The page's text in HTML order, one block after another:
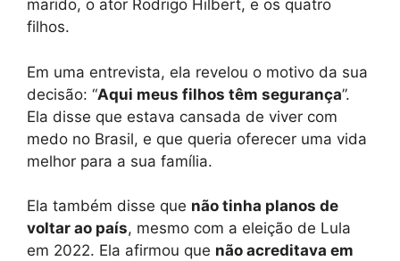
marido, o ator Rodrigo Hilbert, e os quatro
filhos.
Em uma entrevista, ela revelou o motivo da sua
decisão: “Aqui meus filhos têm segurança”.
Ela disse que estava cansada de viver com
medo no Brasil, e que queria oferecer uma vida
melhor para a sua família.
Ela também disse que não tinha planos de
voltar ao país, mesmo com a eleição de Lula
em 2022. Ela afirmou que não acreditava em